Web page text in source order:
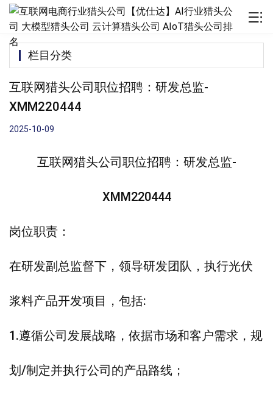
互联网猎头公司职位招聘：研发总监-
XMM220444
2025-10-09
互联网猎头公司职位招聘：研发总监-
XMM220444
岗位职责：
在研发副总监督下，领导研发团队，执行光伏
浆料产品开发项目，包括:
1.遵循公司发展战略，依据市场和客户需求，规
划/制定并执行公司的产品路线；
栏目分类